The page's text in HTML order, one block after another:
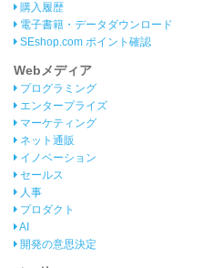
購入履歴
電子書籍・データダウンロード
SEshop.com ポイント確認
Webメディア
プログラミング
エンタープライズ
マーケティング
ネット通販
イノベーション
セールス
人事
プロダクト
AI
開発の意思決定